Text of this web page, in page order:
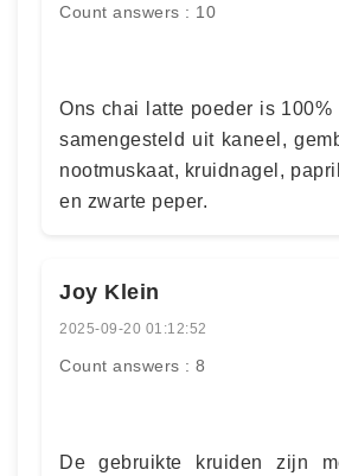
Count answers : 10
Ons chai latte poeder is
samengesteld uit kaneel,
nootmuskaat, kruidnagel,
en zwarte peper.
Joy Klein
2025-09-20 01:12:52
Count answers : 8
De gebruikte kruiden zijn